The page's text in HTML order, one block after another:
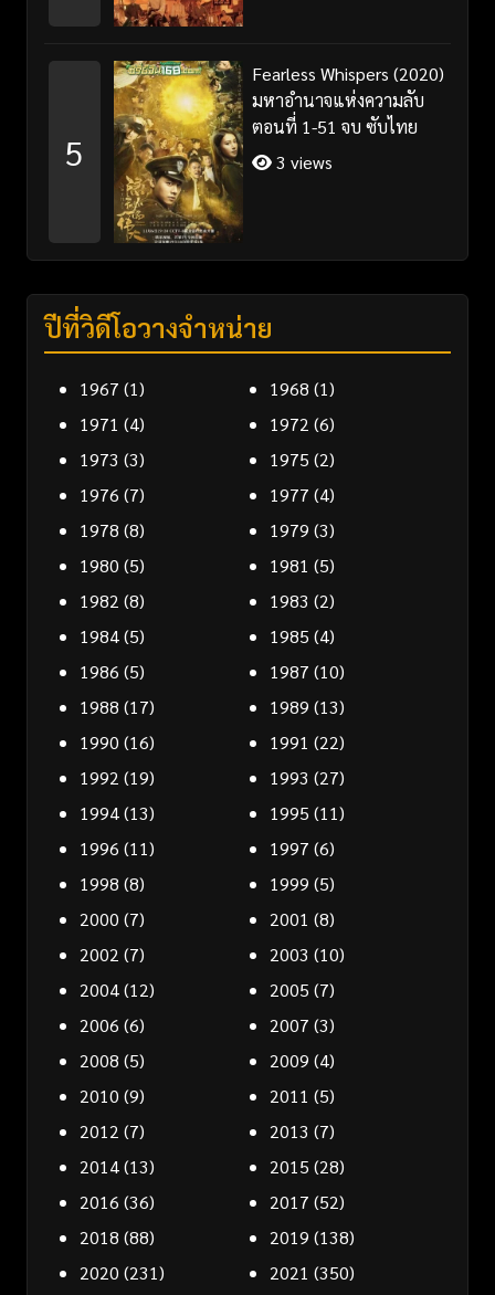
5
Fearless Whispers (2020)
มหาอำนาจแห่งความลับ
ตอนที่ 1-51 จบ ซับไทย
3 views
ปีที่วิดีโอวางจำหน่าย
1967 (1) 1968 (1)
1971 (4) 1972 (6)
1973 (3) 1975 (2)
1976 (7) 1977 (4)
1978 (8) 1979 (3)
1980 (5) 1981 (5)
1982 (8) 1983 (2)
1984(5) 1985 (4)
1986 (5) 1987 (10)
1988 (17) 1989 (13)
1990 (16) 1991 (22)
1992 (19) 1993 (27)
1994(13) 1995 (11)
1996 (11) 1997 (6)
1998 (8) 1999 (5)
2000 (7) 2001 (8)
2002 (7) 2003 (10)
2004(12) 2005 (7)
2006 (6) 2007 (3)
2008 (5) 2009 (4)
2010 (9) 2011 (5)
2012 (7) 2013 (7)
2014(13) 2015 (28)
2016 (36) 2017 (52)
2018 (88) 2019 (138)
2020 (231) 2021 (350)